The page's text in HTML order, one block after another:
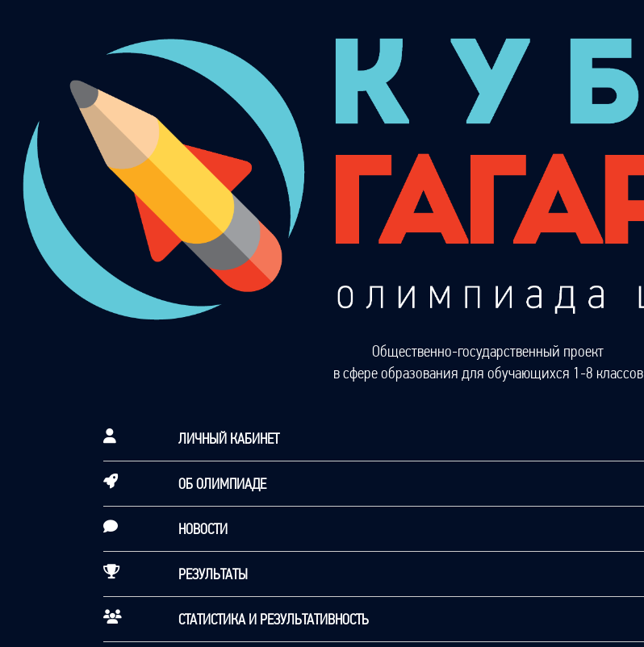
Общественно-государственный проект
в сфере образования для обучающихся 1-8 классов
ЛИЧНЫЙ КАБИНЕТ
ОБ ОЛИМПИАДЕ
НОВОСТИ
РЕЗУЛЬТАТЫ
СТАТИСТИКА И РЕЗУЛЬТАТИВНОСТЬ